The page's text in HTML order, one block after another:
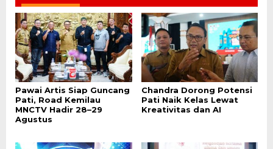
Pawai Artis Siap Guncang
Pati, Road Kemilau
MNCTV Hadir 28–29
Agustus
Chandra Dorong Potensi
Pati Naik Kelas Lewat
Kreativitas dan AI